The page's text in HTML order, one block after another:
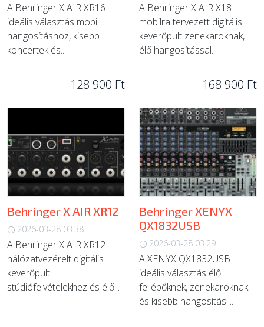
A Behringer X AIR XR16
ideális választás mobil
hangosításhoz, kisebb
koncertek és...
128 900 Ft
A Behringer X AIR X18
mobilra tervezett digitális
keverőpult zenekaroknak,
élő hangosítással...
168 900 Ft
Behringer X AIR XR12
2026-03-28 03:38
A Behringer X AIR XR12
hálózatvezérelt digitális
keverőpult
stúdiófelvételekhez és élő...
Behringer XENYX
QX1832USB
2026-03-28 03:29
A XENYX QX1832USB
ideális választás élő
fellépőknek, zenekaroknak
és kisebb hangosítási...